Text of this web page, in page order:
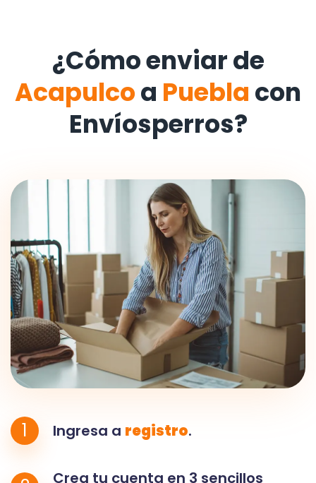
¿Cómo enviar de
Acapulcoa Puebla con
Envíosperros?
1 Ingresa a registro.
Crea tu cuenta en 3 sencillos